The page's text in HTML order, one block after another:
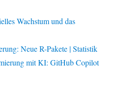
Wachstum und das
Neue R-Pakete | Statistik
mit KI: GitHub Copilot